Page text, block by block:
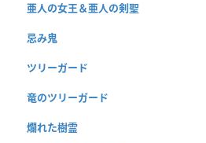
亜人の女王＆亜人の剣聖
忌み鬼
ツリーガード
竜のツリーガード
爛れた樹霊